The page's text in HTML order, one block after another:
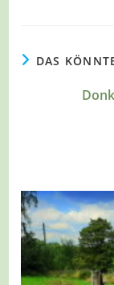
DAS